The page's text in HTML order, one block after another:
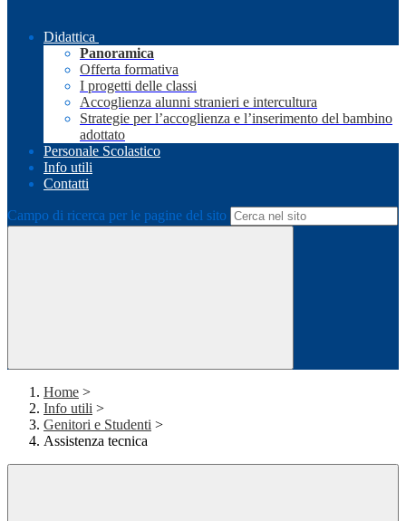
Didattica
Panoramica
Offerta formativa
I progetti delle classi
Accoglienza alunni stranieri e intercultura
Strategie per l’accoglienza e l’inserimento del bambino
adottato
Personale Scolastico
Info utili
Contatti
Campo di ricerca per le pagine del sito
Home >
Info utili >
Genitori e Studenti >
Assistenza tecnica